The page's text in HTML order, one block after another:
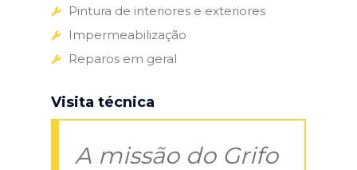
Pintura de interiores e exteriores
Impermeabilização
Reparos em geral
Visita técnica
A missão do Grifo